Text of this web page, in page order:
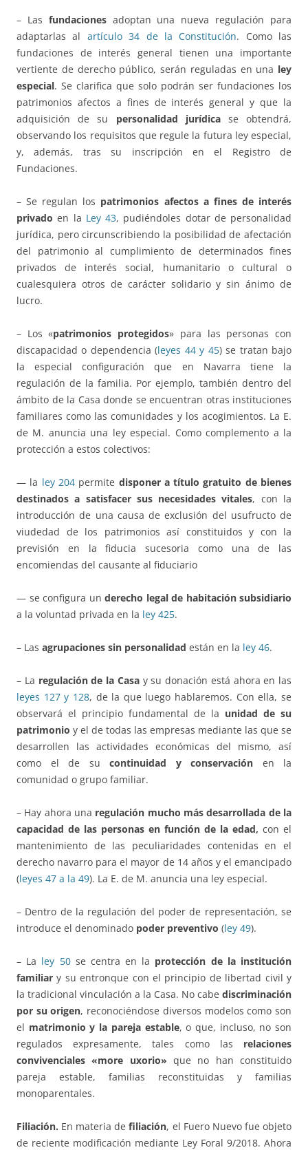
– Las fundacionesadoptan una nueva regulación para
adaptarlas al artículo 34 de la Constitución. Como las
fundaciones de interés general tienen una importante
vertiente de derecho público, serán reguladas en una ley
especial. Se clarifica que solo podrán ser fundaciones los
patrimonios afectos a fines de interés general y que la
adquisición de su personalidad jurídicase obtendrá,
observando los requisitos que regule la futura ley especial,
y, además, tras su inscripción en el Registro de
Fundaciones.
– Se regulan los patrimonios afectos a fines de interés
privado en la Ley 43, pudiéndoles dotar de personalidad
jurídica, pero circunscribiendo la posibilidad de afectación
del patrimonio al cumplimiento de determinados fines
privados de interés social, humanitario o cultural o
cualesquiera otros de carácter solidario y sin ánimo de
lucro.
– Los «patrimonios protegidos» para las personas con
discapacidad o dependencia (leyes 44 y 45) se tratan bajo
la especial configuración que en Navarra tiene la
regulación de la familia. Por ejemplo, también dentro del
ámbito de la Casa donde se encuentran otras instituciones
familiares como las comunidades y los acogimientos. La E.
de M. anuncia una ley especial. Como complemento a la
protección a estos colectivos:
— la ley 204permite disponer a título gratuito de bienes
destinados a satisfacer sus necesidades vitales, con la
introducción de una causa de exclusión del usufructo de
viudedad de los patrimonios así constituidos y con la
previsión en la fiducia sucesoria como una de las
encomiendas del causante al fiduciario
— se configura un derecho legal de habitación subsidiario
a la voluntad privada en la ley 425.
– Las agrupaciones sin personalidad están en la ley 46.
– La regulación de la Casay su donación está ahora en las
leyes 127 y 128, de la que luego hablaremos. Con ella, se
observará el principio fundamental de la unidad de su
patrimonio y el de todas las empresas mediante las que se
desarrollen las actividades económicas del mismo, así
como el de su continuidad y conservación en la
comunidad o grupo familiar.
– Hay ahora una regulación mucho más desarrollada de la
capacidad de las personas en función de la edad, con el
mantenimiento de las peculiaridades contenidas en el
derecho navarro para el mayor de 14 años y el emancipado
(leyes 47 a la 49). La E. de M. anuncia una ley especial.
– Dentro de la regulación del poder de representación, se
introduce el denominado poder preventivo (ley 49).
– La ley 50se centra en la protección de la institución
familiar y su entronque con el principio de libertad civil y
la tradicional vinculación a la Casa. No cabe discriminación
por su origen, reconociéndose diversos modelos como son
el matrimonio y la pareja estable, o que, incluso, no son
regulados expresamente, tales como las relaciones
convivenciales «more uxorio» que no han constituido
pareja estable, familias reconstituidas y familias
monoparentales.
Filiación. En materia defiliación, el Fuero Nuevo fue objeto
de reciente modificación mediante Ley Foral 9/2018. Ahora